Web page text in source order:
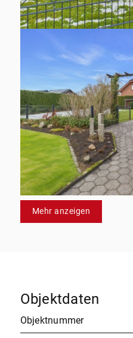
Mehr anzeigen
Objektdaten
Objektnummer